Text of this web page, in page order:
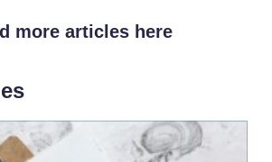
more articles here